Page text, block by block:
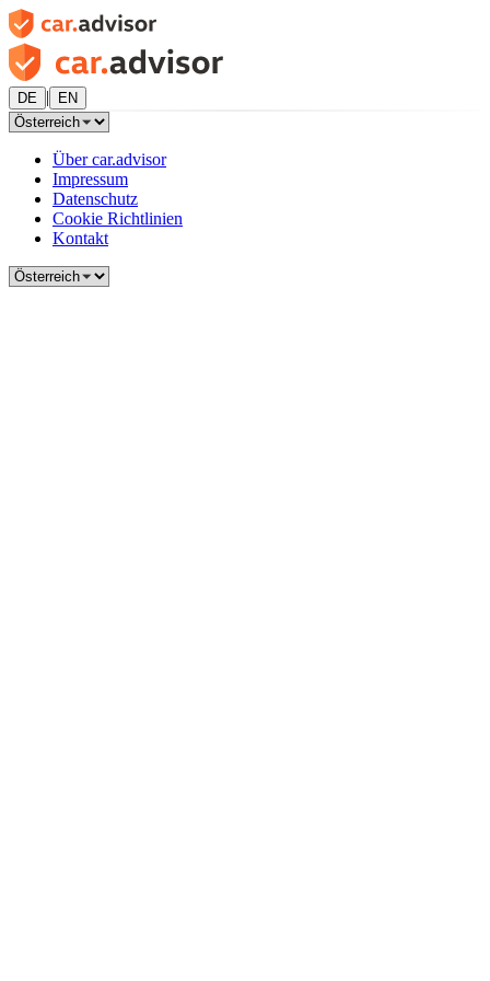
DE | EN
Über car.advisor
Impressum
Datenschutz
Cookie Richtlinien
Kontakt